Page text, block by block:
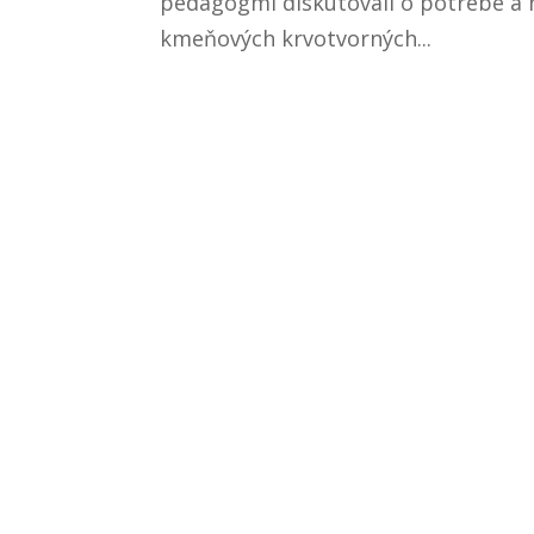
kmeňových krvotvorných...